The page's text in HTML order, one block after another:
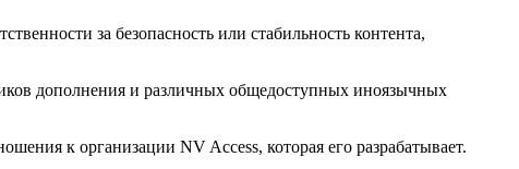
за безопасность или стабильность контента,
дополнения и различных общедоступных иноязычных
к организации NV Access, которая его разрабатывает.